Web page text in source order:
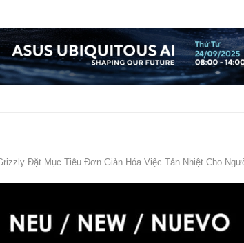
Đặt Mục Tiêu Đơn Giản Hóa Việc Tản Nhiệt Cho